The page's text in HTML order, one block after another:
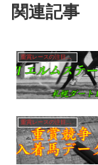
関連記事
重賞レースの注目馬分析